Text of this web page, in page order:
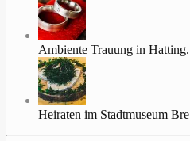
Ambiente Trauung in
Heiraten im Stadtmuseum